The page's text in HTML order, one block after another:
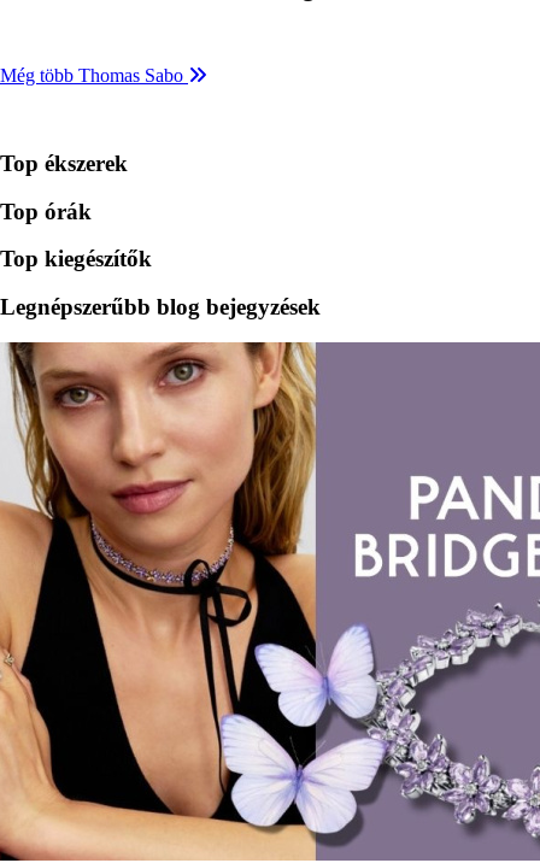
Még több Thomas Sabo
Top ékszerek
Top órák
Top kiegészítők
Legnépszerűbb blog bejegyzések